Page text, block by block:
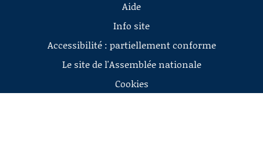
Aide
Info site
Accessibilité : partiellement conforme
Le site de l'Assemblée nationale
Cookies